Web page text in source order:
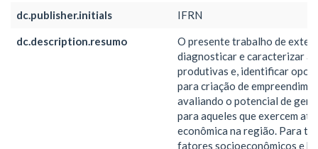
dc.publisher.initials IFRN
dc.description.resumo
O presente trabalho de
diagnosticar e caracterizar
produtivas e, identificar
para criação de
avaliando o potencial de
para aqueles que exercem
econômica na região. Para
fatores socioeconômicos e